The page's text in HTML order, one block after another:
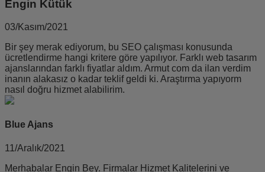
Engin Kütük
03/Kasım/2021
Bir şey merak ediyorum, bu SEO çalışması konusunda
ücretlendirme hangi kritere göre yapılıyor. Farklı web tasarım
ajanslarından farklı fiyatlar aldım. Armut com da ilan verdim
inanın alakasız o kadar teklif geldi ki. Araştırma yapıyorm
nasıl doğru hizmet alabilirim.
Blue Ajans
11/Aralık/2021
Merhabalar Engin Bey. Firmalar Hizmet Kalitelerini ve